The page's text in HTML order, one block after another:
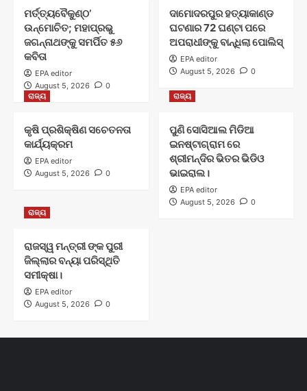
ମର୍ତ୍ତ୍ୟବୈକୁଣ୍ଠ’
ଉନ୍ମୋଚିତ; ମହାପ୍ରଭୁ
ଜଗନ୍ନାଥଙ୍କୁ ସମର୍ପିତ ୫୬
କବିତା
EPA editor
August 5, 2026
0
ଦାମୋଦରପୁର ହତ୍ୟାକାଣ୍ଡ
ଘଟଣାର 72 ଘଣ୍ଟା ପରେ
ଅପରାଧୀଙ୍କୁ ବାନ୍ଧିଲା ପୋଲିସ୍
EPA editor
August 5, 2026
0
ରାଜ୍ୟ
କୃଷି ପ୍ରଶିକ୍ଷିଣ ସଚେତନତା
କାର୍ଯ୍ୟକ୍ରମ
EPA editor
August 5, 2026
0
ରାଜ୍ୟ
ପୁଣି ସୋସିଆଲ ମିଡିଆ
ଇନଷ୍ଟାଗ୍ରାମ ରେ
ଶ୍ରୀମନ୍ଦିର ଭିତର ଭିଡିଓ
ଭାଇରାଲ।
EPA editor
August 5, 2026
0
ରାଜ୍ୟ
ରାଜସ୍ୱ ମନ୍ତ୍ରୀ ଙ୍କ ପୁରୀ
ଜିଲ୍ଲାର ବନ୍ୟା ପରିସ୍ଥିତି
ସମୀକ୍ଷା।
EPA editor
August 5, 2026
0